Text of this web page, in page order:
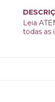
Leia
todas as